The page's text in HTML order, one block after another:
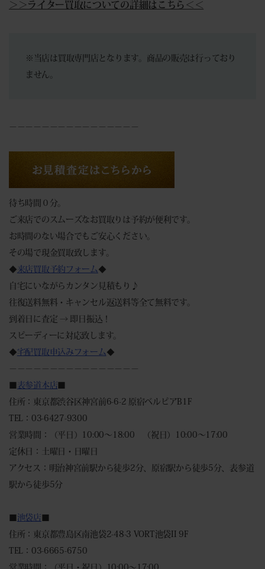
＞＞ライター買取についての詳細はこちら＜＜
※当店は買取専門店となります。商品の販売は行っており
ません。
－－－－－－－－－－－－－－－－
待ち時間０分。
ご来店でのスムーズなお買取りは予約が便利です。
お時間のない場合でもご安心ください。
その場で現金買取致します。
◆ 来店買取予約フォーム ◆
自宅にいながらカンタン見積もり♪
往復送料無料・キャンセル返送料等全て無料です。
到着日に査定 → 即日振込！
スピーディーに対応致します。
◆宅配買取申込みフォーム ◆
－－－－－－－－－－－－－－－－
表参道本店
住所：東京都渋谷区神宮前6-6-2 原宿ベルピアB1F
TEL：03-6427-9300
営業時間：（平日）10:00～18:00 （祝日）10:00～17:00
定休日：土曜日・日曜日
アクセス：明治神宮前駅から徒歩2分、原宿駅から徒歩5分、表参道
駅から徒歩5分
池袋店
住所：東京都豊島区南池袋2-48-3 VORT池袋II 9F
TEL：03-6665-6750
営業時間：（平日・祝日）10:00～17:00